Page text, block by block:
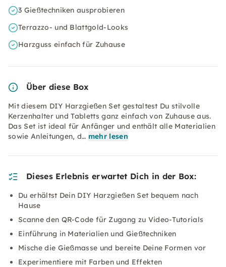
3 Gießtechniken ausprobieren
Terrazzo- und Blattgold-Looks
Harzguss einfach für Zuhause
Über diese Box
Mit diesem DIY Harzgießen Set gestaltest Du stilvolle
Kerzenhalter und Tabletts ganz einfach von Zuhause aus.
Das Set ist ideal für Anfänger und enthält alle Materialien
sowie Anleitungen, d… mehr lesen
Dieses Erlebnis erwartet Dich in der Box:
Du erhältst Dein DIY Harzgießen Set bequem nach
Hause
Scanne den QR-Code für Zugang zu Video-Tutorials
Einführung in Materialien und Gießtechniken
Mische die Gießmasse und bereite Deine Formen vor
Experimentiere mit Farben und Effekten